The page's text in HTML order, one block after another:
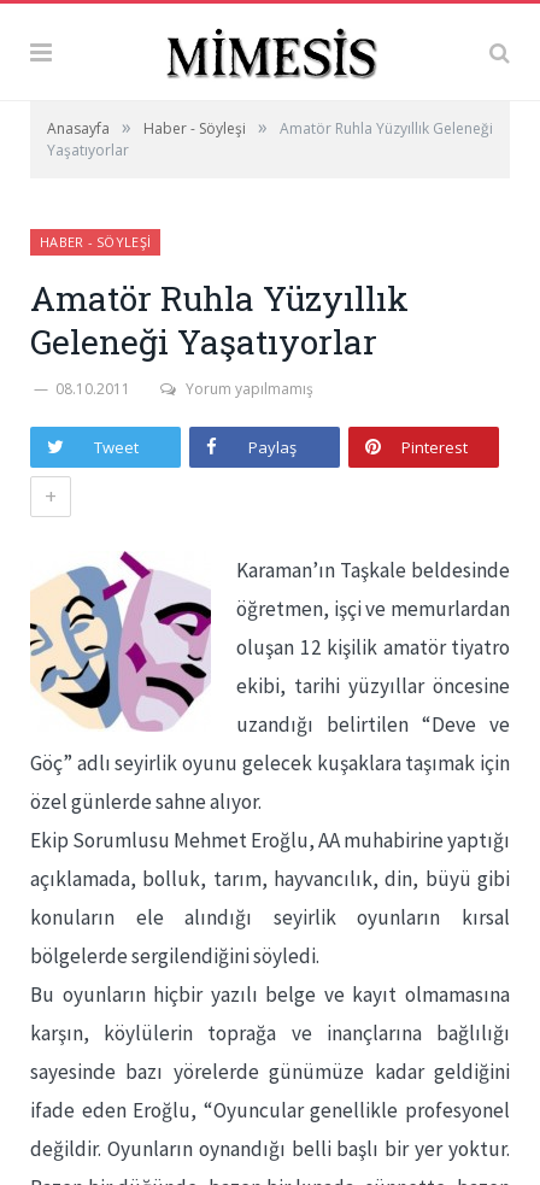
Anasayfa » Haber - Söyleşi »
Amatör Ruhla Yüzyıllık Geleneği
Yaşatıyorlar
HABER - SÖYLEŞI
Amatör Ruhla Yüzyıllık
Geleneği Yaşatıyorlar
08.10.2011 Yorum yapılmamış
Tweet Paylaş Pinterest
+
Karaman’ın Taşkale beldesinde
öğretmen, işçi ve memurlardan
oluşan 12 kişilik amatör tiyatro
ekibi, tarihi yüzyıllar öncesine
uzandığı belirtilen “Deve ve
Göç” adlı seyirlik oyunu gelecek kuşaklara taşımak için
özel günlerde sahne alıyor.
Ekip Sorumlusu Mehmet Eroğlu, AA muhabirine yaptığı
açıklamada, bolluk, tarım, hayvancılık, din, büyü gibi
konuların ele alındığı seyirlik oyunların kırsal
bölgelerde sergilendiğini söyledi.
Bu oyunların hiçbir yazılı belge ve kayıt olmamasına
karşın, köylülerin toprağa ve inançlarına bağlılığı
sayesinde bazı yörelerde günümüze kadar geldiğini
ifade eden Eroğlu, “Oyuncular genellikle profesyonel
değildir. Oyunların oynandığı belli başlı bir yer yoktur.